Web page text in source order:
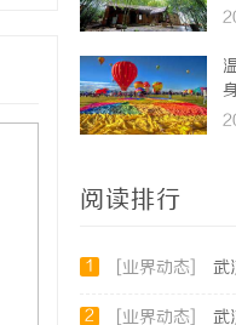
阅读排行
1 [业界动态] 武
2 [业界动态] 武